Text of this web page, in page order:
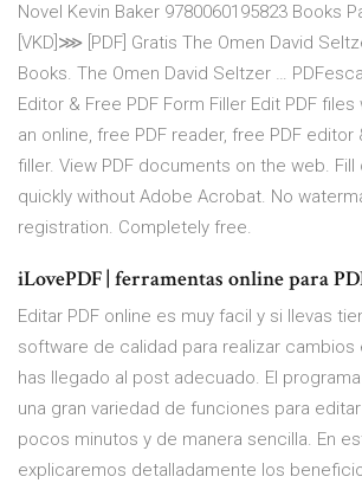
Novel Kevin Baker 9780060195823 Books
[VKD]⋙ [PDF] Gratis The Omen David
Books. The Omen David Seltzer …
Editor & Free PDF Form Filler Edit PDF
an online, free PDF reader, free PDF editor
filler. View PDF documents on the web. Fill
quickly without Adobe Acrobat. No
registration. Completely free.
iLovePDF | ferramentas online para
Editar PDF online es muy facil y si llevas
software de calidad para realizar cambios
has llegado al post adecuado. El
una gran variedad de funciones para
pocos minutos y de manera sencilla. En
explicaremos detalladamente los